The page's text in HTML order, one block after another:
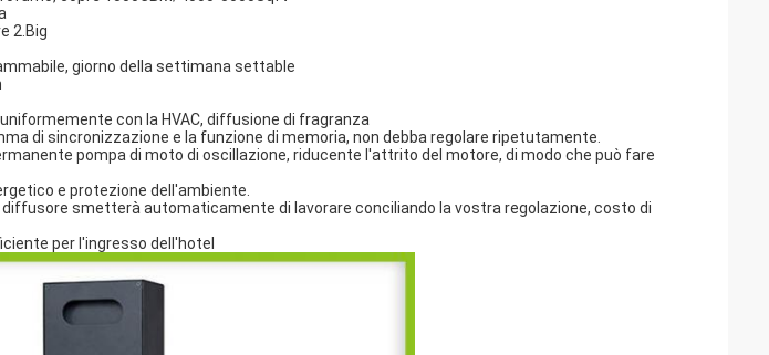
2.Big
giorno della settimana settable
con la HVAC, diffusione di fragranza
di sincronizzazione e la funzione di memoria, non debba regolare ripetutamente.
pompa di moto di oscillazione, riducente l'attrito del motore, di modo che può fare
e protezione dell'ambiente.
diffusore smetterà automaticamente di lavorare conciliando la vostra regolazione, costo di
per l'ingresso dell'hotel